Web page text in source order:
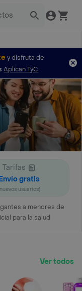
y disfruta de
Aplican TyC
Tarifas
gratis
usuarios)
a menores de
para la salud
Ver todos